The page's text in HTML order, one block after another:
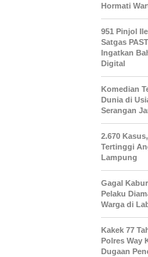
Hormati
951 Pinjol
Satgas
Ingatkan
Digital
Komedian
Dunia di
Serangan
2.670
Tertinggi
Lampung
Gagal
Pelaku
Warga di
Kakek 77
Polres Way
Dugaan